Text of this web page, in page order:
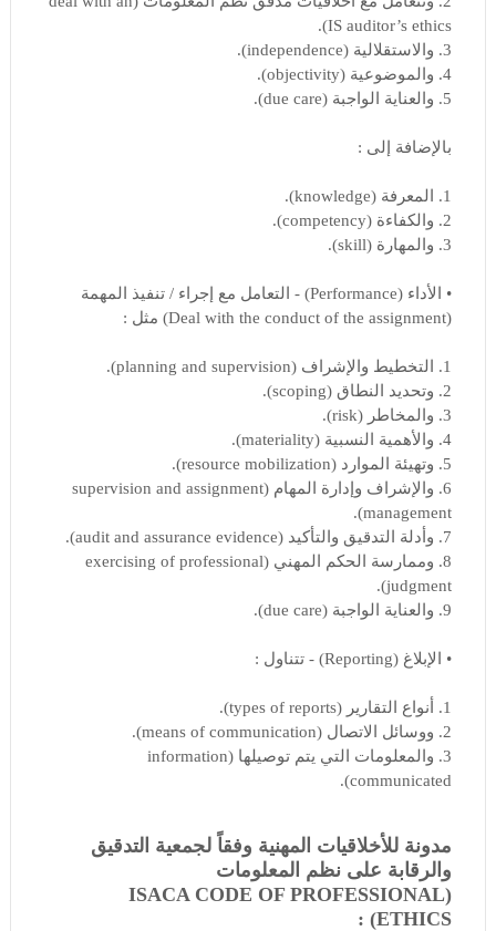
IS auditor’s ethics).
3. والاستقلالية (independence).
4. والموضوعية (objectivity).
5. والعناية الواجبة (due care).
بالإضافة إلى :
1. المعرفة (knowledge).
2. والكفاءة (competency).
3. والمهارة (skill).
• الأداء (Performance) - التعامل مع إجراء / تنفيذ المهمة
(Deal with the conduct of the assignment) مثل :
1. التخطيط والإشراف (planning and supervision).
2. وتحديد النطاق (scoping).
3. والمخاطر (risk).
4. والأهمية النسبية (materiality).
5. وتهيئة الموارد (resource mobilization).
6. والإشراف وإدارة المهام (supervision and assignment
management).
7. وأدلة التدقيق والتأكيد (audit and assurance evidence).
8. وممارسة الحكم المهني (exercising of professional
judgment).
9. والعناية الواجبة (due care).
• الإبلاغ (Reporting) - تتناول :
1. أنواع التقارير (types of reports).
2. ووسائل الاتصال (means of communication).
3. والمعلومات التي يتم توصيلها (information
communicated).
مدونة للأخلاقيات المهنية وفقاً لجمعية التدقيق
والرقابة على نظم المعلومات
(ISACA CODE OF PROFESSIONAL
ETHICS) :